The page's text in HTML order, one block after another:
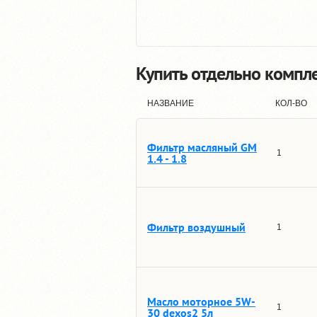
Купить отдельно
НАЗВАНИЕ КОЛ-ВО
Фильтр масляный GM
1.4 - 1.8
1
Фильтр воздушный 1
Масло моторное 5W-
30 dexos2 5л
1